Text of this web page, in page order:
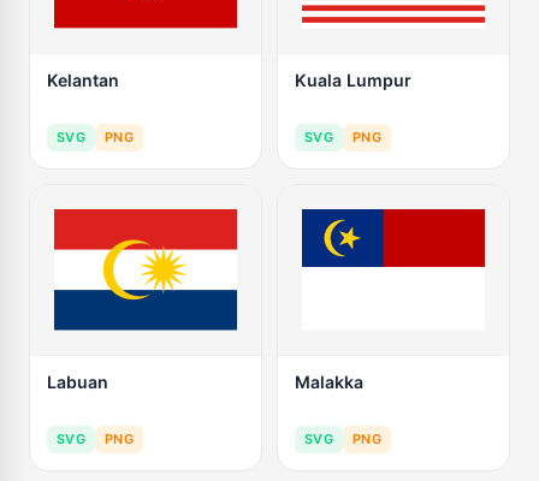
Kelantan
SVG PNG
Kuala Lumpur
SVG PNG
Labuan
SVG PNG
Malakka
SVG PNG